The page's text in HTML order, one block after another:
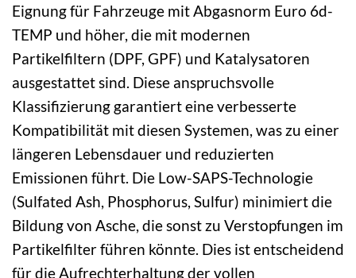
Eignung für Fahrzeuge mit Abgasnorm Euro 6d-
TEMP und höher, die mit modernen
Partikelfiltern (DPF, GPF) und Katalysatoren
ausgestattet sind. Diese anspruchsvolle
Klassifizierung garantiert eine verbesserte
Kompatibilität mit diesen Systemen, was zu einer
längeren Lebensdauer und reduzierten
Emissionen führt. Die Low-SAPS-Technologie
(Sulfated Ash, Phosphorus, Sulfur) minimiert die
Bildung von Asche, die sonst zu Verstopfungen im
Partikelfilter führen könnte. Dies ist entscheidend
für die Aufrechterhaltung der vollen